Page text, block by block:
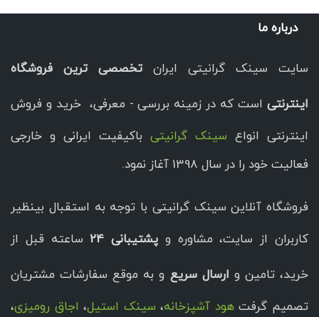
درباره ما
سایت سینک گرانیتی ایرانتخصصی ترین فروشگاه
اینترنتی است که در زمینه بررسی - معرفی، خرید و فروش
اینترنتی انواع سینک گرانیتی باکیفیت ایرانی و خارجی
فعالیت خود را در سال 1398 آغاز نمود.
فروشگاه آنلاین سینک گرانیتی با توجه به استقبال بینظیر
کاربران از سایت، مشاوره وپشتیبانی 24 ساعته قبل از
خرید، تامین و ارسال سریع و به موقع سفارشات مشتریان
تصمیم گرفتهود آشپزخانه، سینک استیل، اجاق رومیزی،